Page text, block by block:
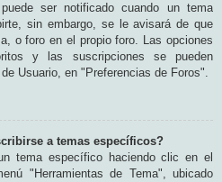
ser notificado cuando un tema
sin embargo, se le avisará de que
o foro en el propio foro. Las opciones
y las suscripciones se pueden
Usuario, en "Preferencias de Foros".
a temas específicos?
tema específico haciendo clic en el
"Herramientas de Tema", ubicado